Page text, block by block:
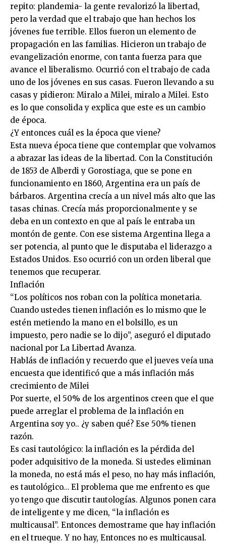
repito: plandemia- la gente revalorizó la libertad,
pero la verdad que el trabajo que han hechos los
jóvenes fue terrible. Ellos fueron un elemento de
propagación en las familias. Hicieron un trabajo de
evangelización enorme, con tanta fuerza para que
avance el liberalismo. Ocurrió con el trabajo de cada
uno de los jóvenes en sus casas. Fueron llevando a su
casas y pidieron: Miralo a Milei, miralo a Milei. Esto
es lo que consolida y explica que este es un cambio
de época.
¿Y entonces cuál es la época que viene?
Esta nueva época tiene que contemplar que volvamos
a abrazar las ideas de la libertad. Con la Constitución
de 1853 de Alberdi y Gorostiaga, que se pone en
funcionamiento en 1860, Argentina era un país de
bárbaros. Argentina crecía a un nivel más alto que las
tasas chinas. Crecía más proporcionalmente y se
deba en un contexto en que al país le entraba un
montón de gente. Con ese sistema Argentina llega a
ser potencia, al punto que le disputaba el liderazgo a
Estados Unidos. Eso ocurrió con un orden liberal que
tenemos que recuperar.
Inflación
“Los políticos nos roban con la política monetaria.
Cuando ustedes tienen inflación es lo mismo que le
estén metiendo la mano en el bolsillo, es un
impuesto, pero nadie se lo dijo”, aseguró el diputado
nacional por La Libertad Avanza.
Hablás de inflación y recuerdo que el jueves veía una
encuesta que identificó que a más inflación más
crecimiento de Milei
Por suerte, el 50% de los argentinos creen que el que
puede arreglar el problema de la inflación en
Argentina soy yo.. ¿y saben qué? Ese 50% tienen
razón.
Es casi tautológico: la inflación es la pérdida del
poder adquisitivo de la moneda. Si ustedes eliminan
la moneda, no está más el peso, no hay más inflación,
es tautológico… El problema que me enfrento es que
yo tengo que discutir tautologías. Algunos ponen cara
de inteligente y me dicen, “la inflación es
multicausal”. Entonces demostrame que hay inflación
en el trueque. Y no hay, Entonces no es multicausal.